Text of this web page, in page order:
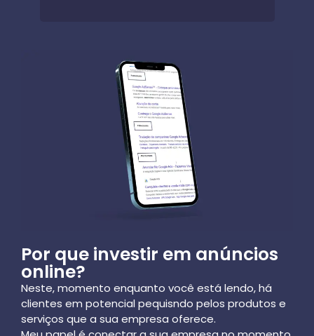
Por que investir em anúncios
online?
Neste, momento enquanto você está lendo, há
clientes em potencial pequisndo pelos produtos e
serviços que a sua empresa oferece.